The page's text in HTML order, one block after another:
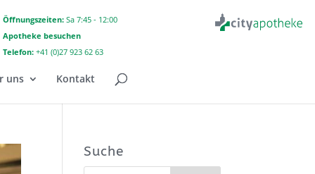
uns Kontakt
Öffnungszeiten: Sa 7:45 - 12:00
Apotheke besuchen
Telefon: +41 (0)27 923 62 63
Suche